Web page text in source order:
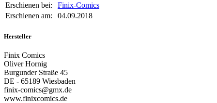
Erschienen bei:
Finix-Comics
Erschienen am:
04.09.2018
Hersteller
Finix Comics
Oliver Hornig
Burgunder Straße 45
DE - 65189 Wiesbaden
finix-comics@gmx.de
www.finixcomics.de